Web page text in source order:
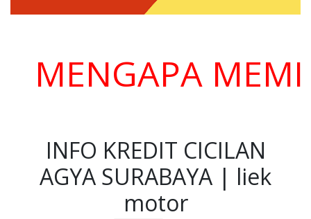
MEMILIH
INFO KREDIT CICILAN
AGYA SURABAYA | liek
motor